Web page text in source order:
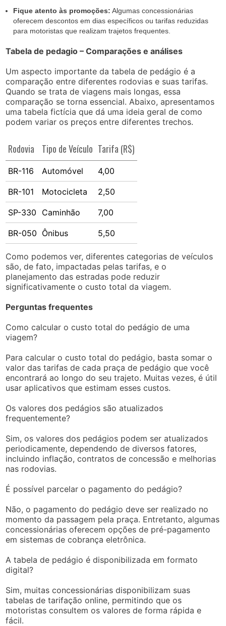
Fique atento às promoções: Algumas concessionárias
oferecem descontos em dias específicos ou tarifas reduzidas
para motoristas que realizam trajetos frequentes.
Tabela de pedagio – Comparações e análises
Um aspecto importante da tabela de pedágio é a
comparação entre diferentes rodovias e suas tarifas.
Quando se trata de viagens mais longas, essa
comparação se torna essencial. Abaixo, apresentamos
uma tabela fictícia que dá uma ideia geral de como
podem variar os preços entre diferentes trechos.
Rodovia Tipo de Veículo Tarifa (R$)
BR-116 Automóvel 4,00
BR-101 Motocicleta 2,50
SP-330 Caminhão 7,00
BR-050 Ônibus 5,50
Como podemos ver, diferentes categorias de veículos
são, de fato, impactadas pelas tarifas, e o
planejamento das estradas pode reduzir
significativamente o custo total da viagem.
Perguntas frequentes
Como calcular o custo total do pedágio de uma
viagem?
Para calcular o custo total do pedágio, basta somar o
valor das tarifas de cada praça de pedágio que você
encontrará ao longo do seu trajeto. Muitas vezes, é útil
usar aplicativos que estimam esses custos.
Os valores dos pedágios são atualizados
frequentemente?
Sim, os valores dos pedágios podem ser atualizados
periodicamente, dependendo de diversos fatores,
incluindo inflação, contratos de concessão e melhorias
nas rodovias.
É possível parcelar o pagamento do pedágio?
Não, o pagamento do pedágio deve ser realizado no
momento da passagem pela praça. Entretanto, algumas
concessionárias oferecem opções de pré-pagamento
em sistemas de cobrança eletrônica.
A tabela de pedágio é disponibilizada em formato
digital?
Sim, muitas concessionárias disponibilizam suas
tabelas de tarifação online, permitindo que os
motoristas consultem os valores de forma rápida e
fácil.